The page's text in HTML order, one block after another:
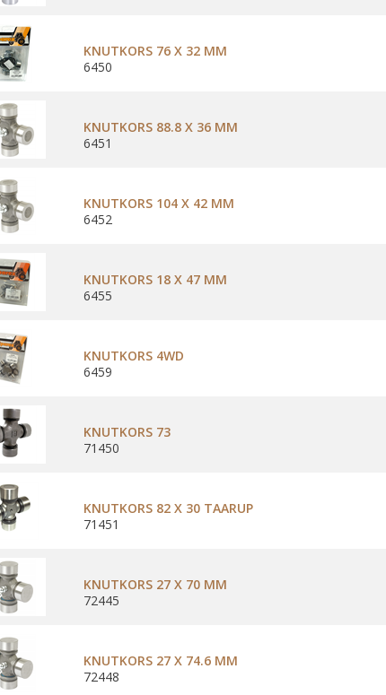
KNUTKORS 76 X 32 MM
6450
KNUTKORS 88.8 X 36 MM
6451
KNUTKORS 104 X 42 MM
6452
KNUTKORS 18 X 47 MM
6455
KNUTKORS 4WD
6459
KNUTKORS 73
71450
KNUTKORS 82 X 30 TAARUP
71451
KNUTKORS 27 X 70 MM
72445
KNUTKORS 27 X 74.6 MM
72448